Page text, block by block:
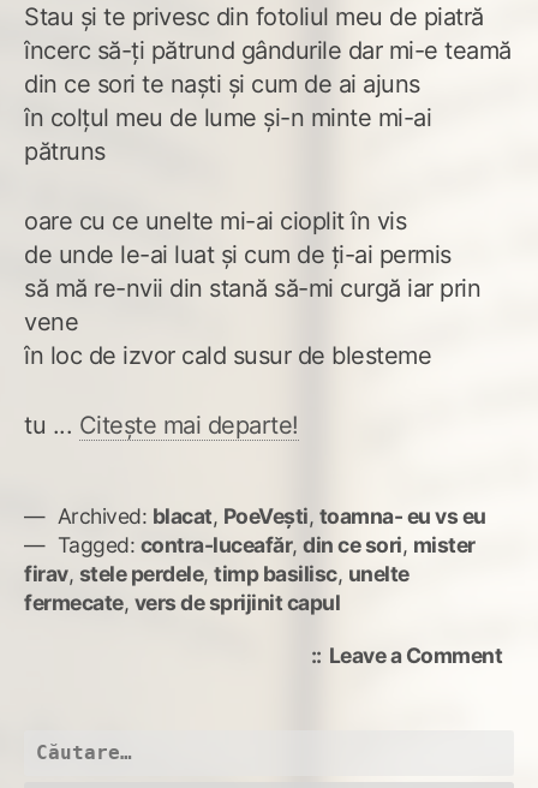
Stau și te privesc din fotoliul meu de piatră
încerc să-ți pătrund gândurile dar mi-e teamă
din ce sori te naști și cum de ai ajuns
în colțul meu de lume și-n minte mi-ai
pătruns
oare cu ce unelte mi-ai cioplit în vis
de unde le-ai luat și cum de ți-ai permis
să mă re-nvii din stană să-mi curgă iar prin
vene
în loc de izvor cald susur de blesteme
tu ... Citește mai departe!
Archived: blacat, PoeVești, toamna- eu vs eu
Tagged: contra-luceafăr, din ce sori, mister
firav, stele perdele, timp basilisc, unelte
fermecate, vers de sprijinit capul
Leave a Commenton
Caută